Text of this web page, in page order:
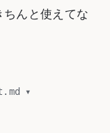
んと使えてな
▾